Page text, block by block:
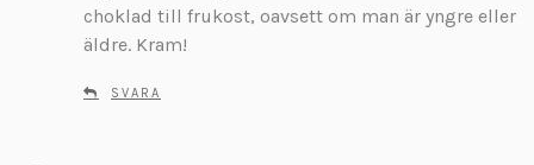
choklad till frukost, oavsett om man är yngre eller
äldre. Kram!
SVARA